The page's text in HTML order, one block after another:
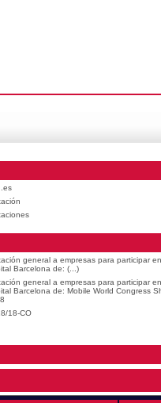
general a empresas para participar
Barcelona de: (...)
general a empresas para participar
Barcelona de: Mobile World Congress
18-CO